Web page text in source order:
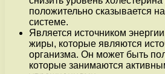
положительно сказывается
системе.
Является источником
жиры, которые являются
организма. Он может быть
которые занимаются